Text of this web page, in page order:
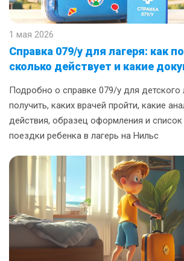
1 мая 2026
Справка 079/у для лагеря: как
сколько действует и какие
Подробно о справке 079/у для детского
получить, каких врачей пройти, какие
действия, образец оформления и
поездки ребенка в лагерь на Нильс